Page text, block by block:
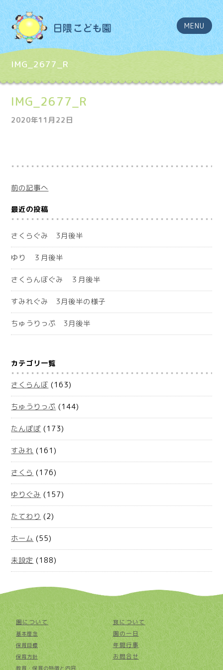
MENU
IMG_2677_R
IMG_2677_R
2020年11月22日
前の記事へ
最近の投稿
さくらぐみ 3月後半
ゆり ３月後半
さくらんぼぐみ ３月後半
すみれぐみ 3月後半の様子
ちゅうりっぷ 3月後半
カテゴリ一覧
さくらんぼ (163)
ちゅうりっぷ (144)
たんぽぽ (173)
すみれ (161)
さくら (176)
ゆりぐみ (157)
たてわり (2)
ホーム (55)
未設定 (188)
園について
基本理念
保育目標
保育方針
教育・保育の特徴と内容
食について
園の一日
年間行事
お問合せ